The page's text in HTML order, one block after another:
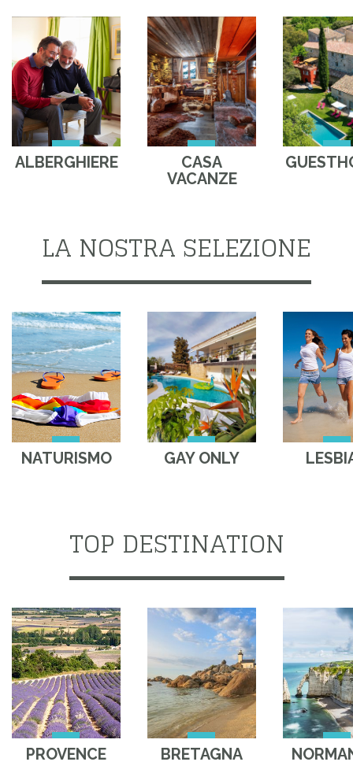
ALBERGHIERE
CASA
VACANZE
LA NOSTRA SELEZIONE
NATURISMO GAY ONLY
TOP DESTINATION
PROVENCE BRETAGNA